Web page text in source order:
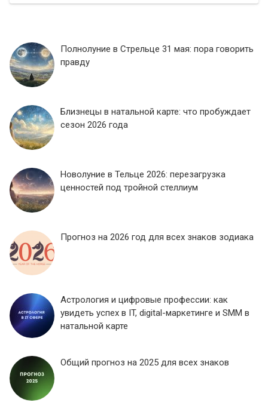
Полнолуние в Стрельце 31 мая: пора говорить
правду
Близнецы в натальной карте: что пробуждает
сезон 2026 года
Новолуние в Тельце 2026: перезагрузка
ценностей под тройной стеллиум
Прогноз на 2026 год для всех знаков зодиака
Астрология и цифровые профессии: как
увидеть успех в IT, digital-маркетинге и SMM в
натальной карте
Общий прогноз на 2025 для всех знаков